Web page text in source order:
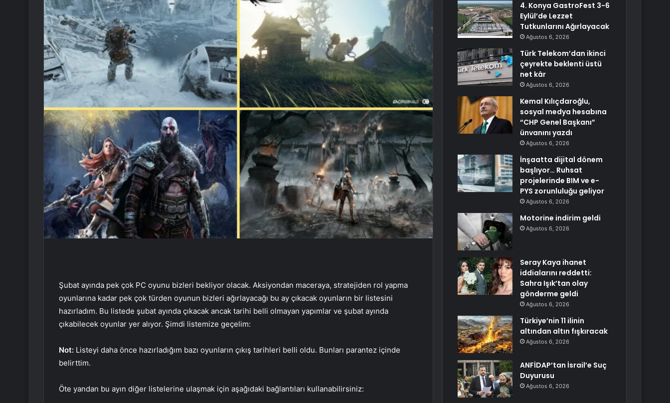
Şubat ayında pek çok PC oyunu bizleri bekliyor olacak. Aksiyondan maceraya, stratejiden rol yapma
oyunlarına kadar pek çok türden oyunun bizleri ağırlayacağı bu ay çıkacak oyunların bir listesini
hazırladım. Bu listede şubat ayında çıkacak ancak tarihi belli olmayan yapımlar ve şubat ayında
çıkabilecek oyunlar yer alıyor. Şimdi listemize geçelim:
Not: Listeyi daha önce hazırladığım bazı oyunların çıkış tarihleri ​​belli oldu. Bunları parantez içinde
belirttim.
Öte yandan bu ayın diğer listelerine ulaşmak için aşağıdaki bağlantıları kullanabilirsiniz:
4. Konya GastroFest 3-6
Eylül’de Lezzet
Tutkunlarını Ağırlayacak
Ağustos 6, 2026
Türk Telekom’dan ikinci
çeyrekte beklenti üstü
net kâr
Ağustos 6, 2026
Kemal Kılıçdaroğlu,
sosyal medya hesabına
“CHP Genel Başkanı”
ünvanını yazdı
Ağustos 6, 2026
İnşaatta dijital dönem
başlıyor… Ruhsat
projelerinde BIM ve e-
PYS zorunluluğu geliyor
Ağustos 6, 2026
Motorine indirim geldi
Ağustos 6, 2026
Seray Kaya ihanet
iddialarını reddetti:
Sahra Işık’tan olay
gönderme geldi
Ağustos 6, 2026
Türkiye’nin 11 ilinin
altından altın fışkıracak
Ağustos 6, 2026
ANFİDAP’tan İsrail’e Suç
Duyurusu
Ağustos 6, 2026